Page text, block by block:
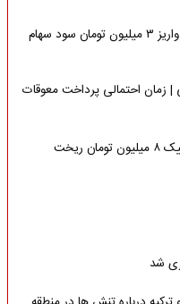
غافلگیری دارندگان سهام عدالت | احتمال واریز ۳ میلیون تومان سود سهام
| زمان احتمالی پرداخت معوقات